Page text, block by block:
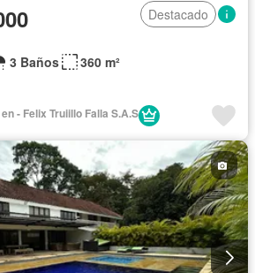
Destacado
3 Baños
360 m²
- Felix Truiillo Falla S.A.S